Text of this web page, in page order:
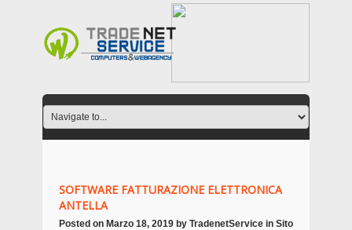
SOFTWARE FATTURAZIONE ELETTRONICA
ANTELLA
Posted on Marzo 18, 2019 by TradenetService in Sito